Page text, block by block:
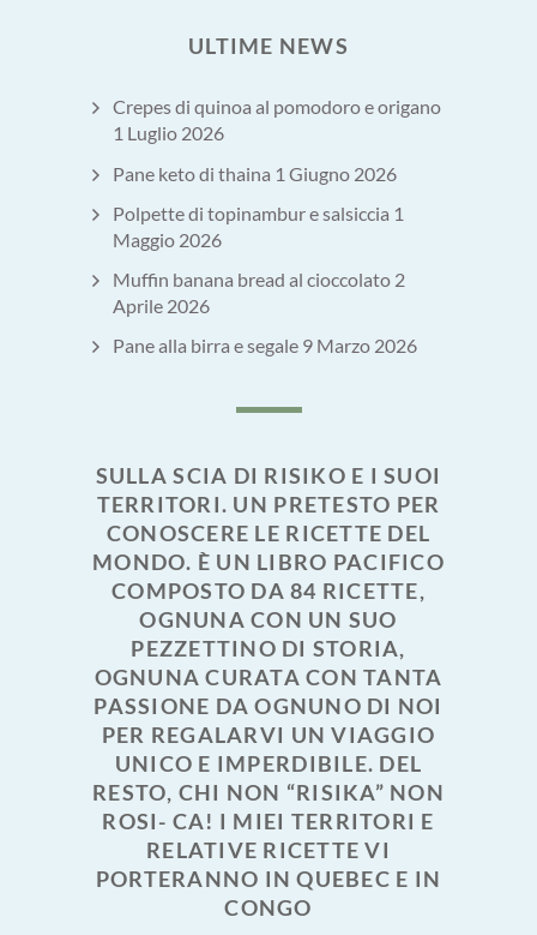
ULTIME NEWS
Crepes di quinoa al pomodoro e origano
1 Luglio 2026
Pane keto di thaina 1 Giugno 2026
Polpette di topinambur e salsiccia 1
Maggio 2026
Muffin banana bread al cioccolato 2
Aprile 2026
Pane alla birra e segale 9 Marzo 2026
SULLA SCIA DI RISIKO E I SUOI
TERRITORI. UN PRETESTO PER
CONOSCERE LE RICETTE DEL
MONDO. È UN LIBRO PACIFICO
COMPOSTO DA 84 RICETTE,
OGNUNA CON UN SUO
PEZZETTINO DI STORIA,
OGNUNA CURATA CON TANTA
PASSIONE DA OGNUNO DI NOI
PER REGALARVI UN VIAGGIO
UNICO E IMPERDIBILE. DEL
RESTO, CHI NON “RISIKA” NON
ROSI- CA! I MIEI TERRITORI E
RELATIVE RICETTE VI
PORTERANNO IN QUEBEC E IN
CONGO